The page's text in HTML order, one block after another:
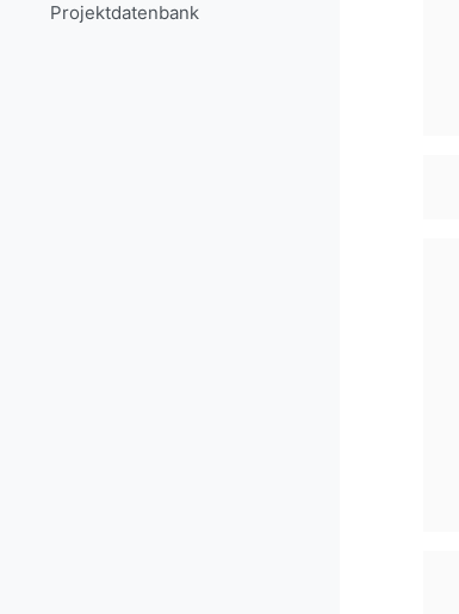
Projekt­daten­bank